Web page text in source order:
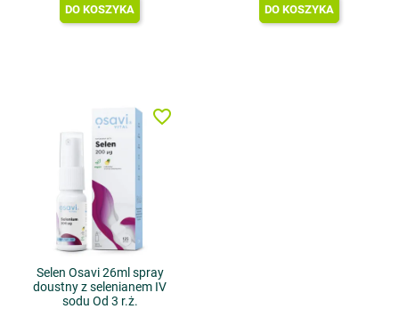
DO KOSZYKA DO KOSZYKA
Selen Osavi 26ml spray
doustny z selenianem IV
sodu Od 3 r.ż.
favorite_border